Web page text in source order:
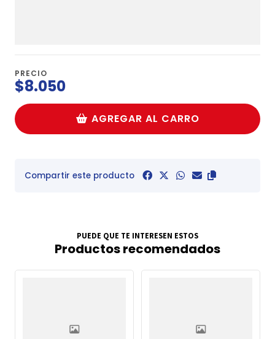
PRECIO
$8.050
AGREGAR AL CARRO
Compartir este producto
PUEDE QUE TE INTERESEN ESTOS
Productos recomendados